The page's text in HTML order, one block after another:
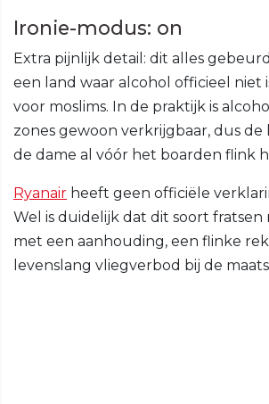
Ironie-modus: on
Extra pijnlijk detail: dit alles
een land waar alcohol officieel niet
voor moslims. In de praktijk is
zones gewoon verkrijgbaar, dus de
de dame al vóór het boarden flink
Ryanair heeft geen officiële
Wel is duidelijk dat dit soort fratsen
met een aanhouding, een flinke
levenslang vliegverbod bij de